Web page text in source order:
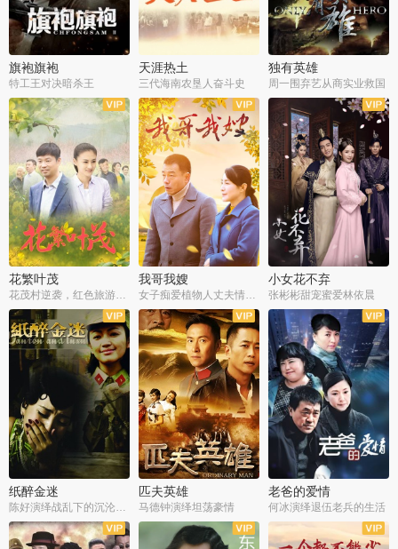
旗袍旗袍
特工王对决暗杀王
天涯热土
三代海南农垦人奋斗史
独有英雄
周一围弃艺从商实业救国
全34集
花繁叶茂
花茂村逆袭，红色旅游出圈
全50集
我哥我嫂
女子痴爱植物人丈夫情定一生
全51集
小女花不弃
张彬彬甜宠蜜爱林依晨
全42集
纸醉金迷
全35集
匹夫英雄
马德钟演绎坦荡豪情
全32集
老爸的爱情
何冰演绎退伍老兵的生活
全40集
全33集 全36集